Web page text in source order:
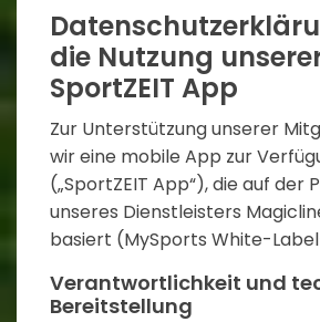
die Nutzung
SportZEIT App
Zur Unterstützung unserer
wir eine mobile App zur
(„SportZEIT App“), die auf der
unseres Dienstleisters
basiert (MySports White-
Verantwortlichkeit und
Bereitstellung